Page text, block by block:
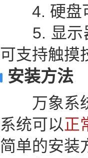
4. 硬盘可
5. 显示器
可支持触摸
安装方法
万象系
系统可以正
简单的安装